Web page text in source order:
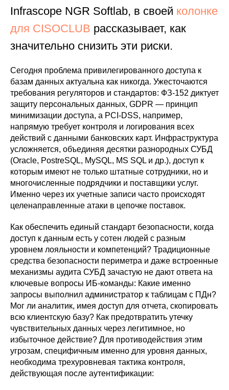
Infrascope NGR Softlab, в своей колонке
для CISOCLUB рассказывает, как
значительно снизить эти риски.
Сегодня проблема привилегированного доступа к
базам данных актуальна как никогда. Ужесточаются
требования регуляторов и стандартов: ФЗ-152 диктует
защиту персональных данных, GDPR — принцип
минимизации доступа, а PCI-DSS, например,
напрямую требует контроля и логирования всех
действий с данными банковских карт. Инфраструктура
усложняется, объединяя десятки разнородных СУБД
(Oracle, PostreSQL, MySQL, MS SQL и др.), доступ к
которым имеют не только штатные сотрудники, но и
многочисленные подрядчики и поставщики услуг.
Именно через их учетные записи часто происходят
целенаправленные атаки в цепочке поставок.
Как обеспечить единый стандарт безопасности, когда
доступ к данным есть у сотен людей с разным
уровнем лояльности и компетенций? Традиционные
средства безопасности периметра и даже встроенные
механизмы аудита СУБД зачастую не дают ответа на
ключевые вопросы ИБ-команды: Какие именно
запросы выполнил администратор к таблицам с ПДн?
Мог ли аналитик, имея доступ для отчета, скопировать
всю клиентскую базу? Как предотвратить утечку
чувствительных данных через легитимное, но
избыточное действие? Для противодействия этим
угрозам, специфичным именно для уровня данных,
необходима трехуровневая тактика контроля,
действующая после аутентификации: